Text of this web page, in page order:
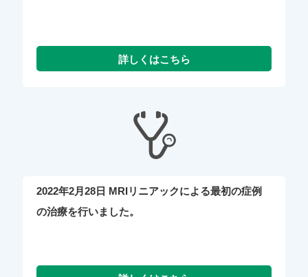
2022年2月28日 MRIリニアックによる最初の症例
の治療を行いました。